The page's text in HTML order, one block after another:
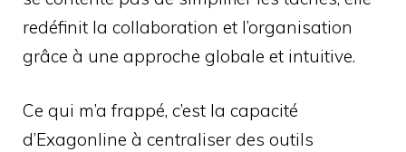
redéfinit la collaboration et l’organisation
grâce à une approche globale et intuitive.
Ce qui m’a frappé, c’est la capacité
d’Exagonline à centraliser des outils